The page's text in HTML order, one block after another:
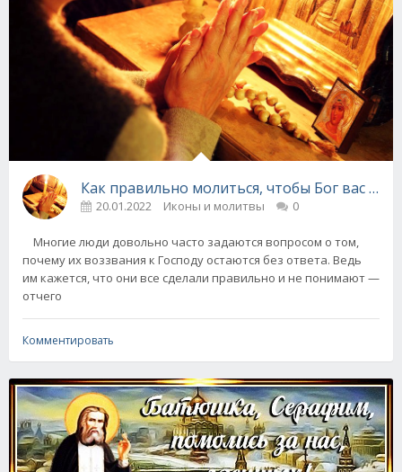
Как правильно молиться, чтобы Бог вас
20.01.2022 Иконы и молитвы 0
Многие люди довольно часто задаются вопросом о том,
почему их воззвания к Господу остаются без ответа. Ведь
им кажется, что они все сделали правильно и не понимают —
отчего
Комментировать